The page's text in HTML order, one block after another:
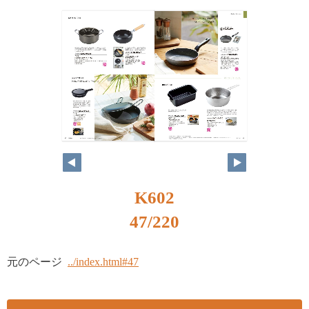
K602
47/220
元のページ ../index.html#47